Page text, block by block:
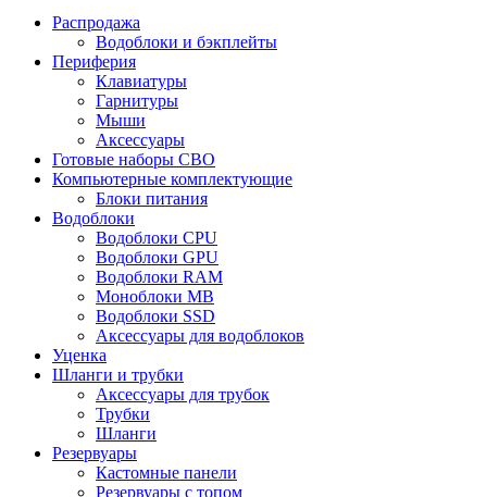
Распродажа
Водоблоки и бэкплейты
Периферия
Клавиатуры
Гарнитуры
Мыши
Аксессуары
Готовые наборы СВО
Компьютерные комплектующие
Блоки питания
Водоблоки
Водоблоки CPU
Водоблоки GPU
Водоблоки RAM
Моноблоки MB
Водоблоки SSD
Аксессуары для водоблоков
Уценка
Шланги и трубки
Аксессуары для трубок
Трубки
Шланги
Резервуары
Кастомные панели
Резервуары с топом